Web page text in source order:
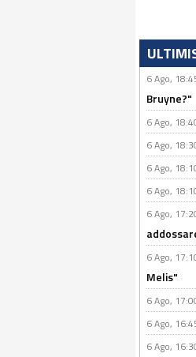
6 Ago,
Bruyne?"
6 Ago,
6 Ago,
6 Ago,
6 Ago,
6 Ago,
6 Ago,
Melis"
6 Ago,
6 Ago,
6 Ago,